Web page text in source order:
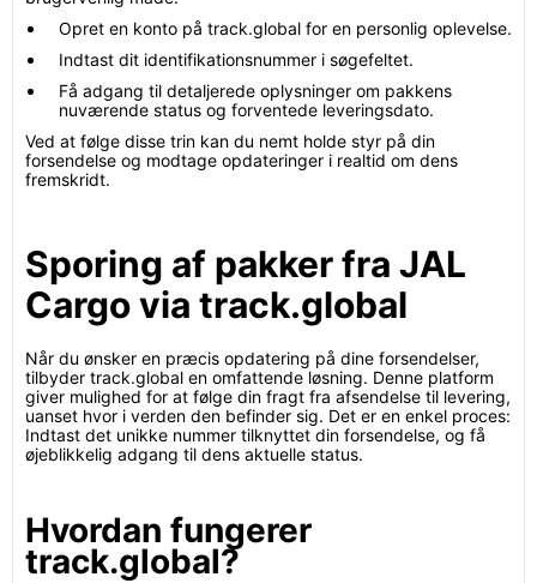
Opret en konto på track.global for en personlig oplevelse.
Indtast dit identifikationsnummer i søgefeltet.
Få adgang til detaljerede oplysninger om pakkens
nuværende status og forventede leveringsdato.
Ved at følge disse trin kan du nemt holde styr på din
forsendelse og modtage opdateringer i realtid om dens
fremskridt.
Sporing af pakker fra JAL
Cargo via track.global
Når du ønsker en præcis opdatering på dine forsendelser,
tilbyder track.global en omfattende løsning. Denne platform
giver mulighed for at følge din fragt fra afsendelse til levering,
uanset hvor i verden den befinder sig. Det er en enkel proces:
Indtast det unikke nummer tilknyttet din forsendelse, og få
øjeblikkelig adgang til dens aktuelle status.
Hvordan fungerer
track.global?